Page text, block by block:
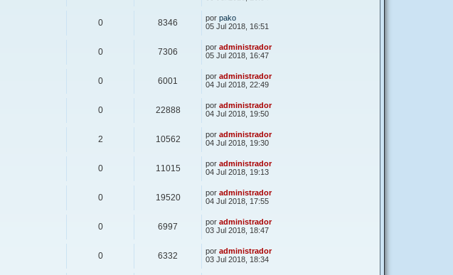
0 8346 por pako
05 Jul 2018, 16:51
0 7306 por administrador
05 Jul 2018, 16:47
0 6001 por administrador
04 Jul 2018, 22:49
0 22888 por administrador
04 Jul 2018, 19:50
2 10562 por administrador
04 Jul 2018, 19:30
0 11015 por administrador
04 Jul 2018, 19:13
0 19520 por administrador
04 Jul 2018, 17:55
0 6997 por administrador
03 Jul 2018, 18:47
0 6332 por administrador
03 Jul 2018, 18:34